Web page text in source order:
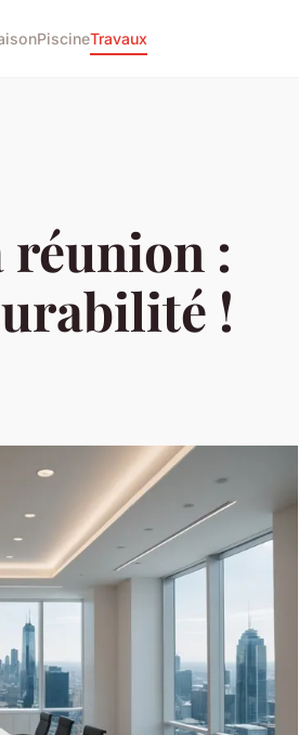
PiscineTravaux
:
!